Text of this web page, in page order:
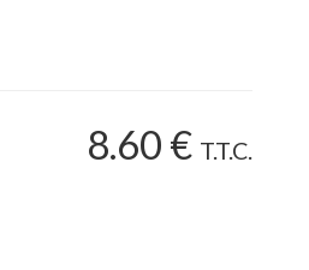
8.60 € T.T.C.